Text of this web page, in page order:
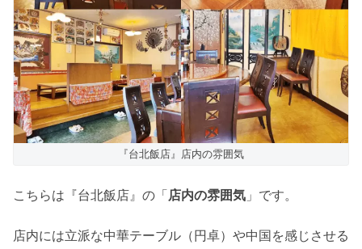
『台北飯店』店内の雰囲気
こちらは『台北飯店』の「店内の雰囲気 」です。
店内には立派な中華テーブル（円卓）や中国を感じさせる